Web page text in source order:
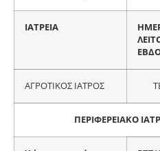
ΙΑΤΡΕΙΑ
ΑΓΡΟΤΙΚΟΣ ΙΑΤΡΟΣ
ΠΕΡΙΦΕΡΕΙΑΚΟ